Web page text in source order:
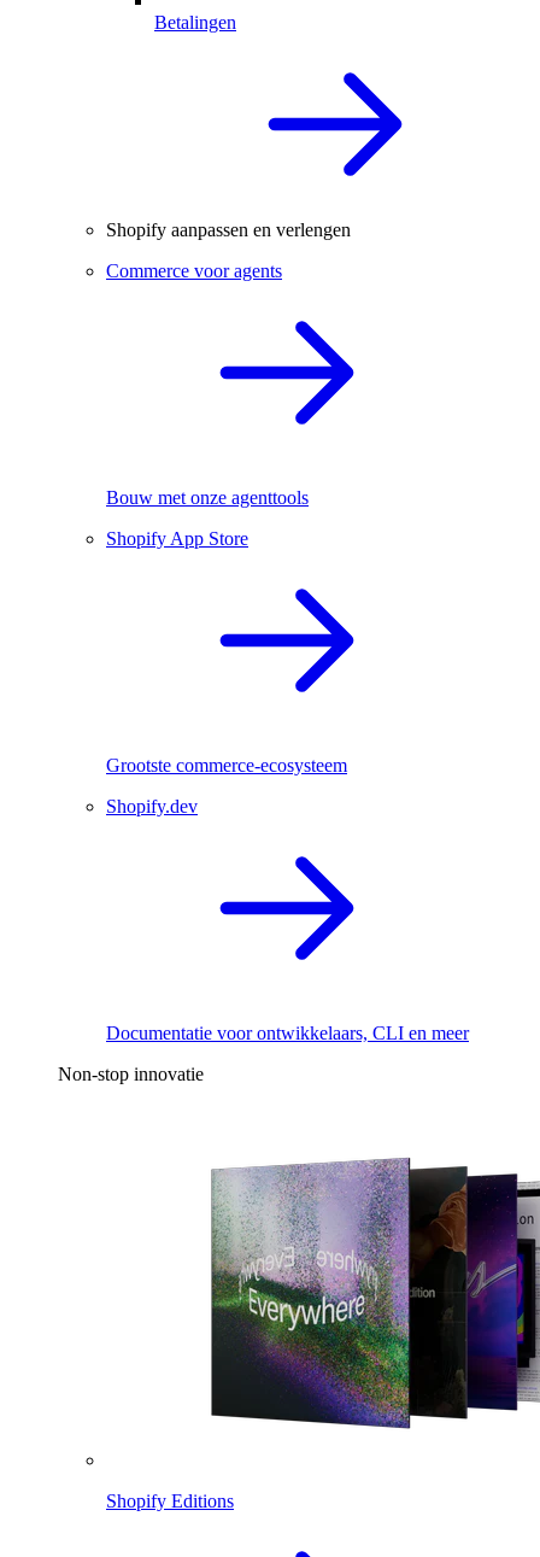
Betalingen
Shopify aanpassen en verlengen
Commerce voor agents
Bouw met onze agenttools
Shopify App Store
Grootste commerce-ecosysteem
Shopify.dev
Documentatie voor ontwikkelaars, CLI en meer
Non-stop innovatie
Shopify Editions